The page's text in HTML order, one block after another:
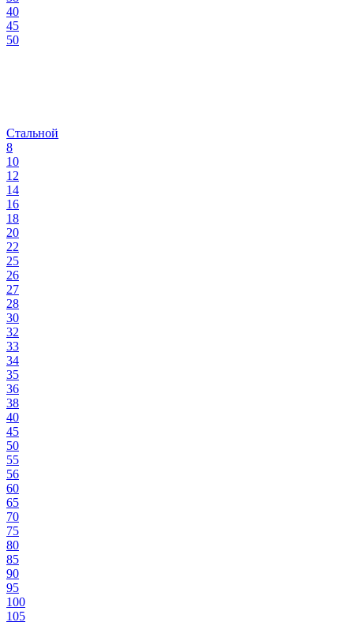
40
45
50
Стальной
8
10
12
14
16
18
20
22
25
26
27
28
30
32
33
34
35
36
38
40
45
50
55
56
60
65
70
75
80
85
90
95
100
105